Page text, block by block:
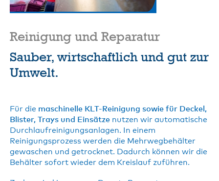
Reinigung und Reparatur
Sauber, wirtschaftlich und gut zur
Umwelt.
Für die maschinelle KLT-Reinigung sowie für Deckel,
Blister, Trays und Einsätze nutzen wir automatische
Durchlaufreinigungsanlagen. In einem
Reinigungsprozess werden die Mehrwegbehälter
gewaschen und getrocknet. Dadurch können wir die
Behälter sofort wieder dem Kreislauf zuführen.